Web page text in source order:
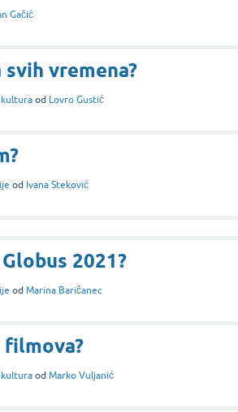
Gačić
vremena?
od Lovro Gustić
od Ivana Steković
2021?
od Marina Baričanec
od Marko Vuljanić